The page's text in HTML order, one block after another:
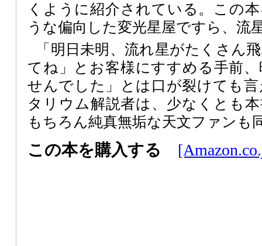
くように紹介されている。この
うな偏向した変光星屋ですら、流
「明日未明、流れ星がたくさん
てね」とお客様にすすめる手前
せんでした」とは口が裂けても
タリウム解説者は、少なくとも
もちろん純真無垢な天文ファンも
この本を購入する